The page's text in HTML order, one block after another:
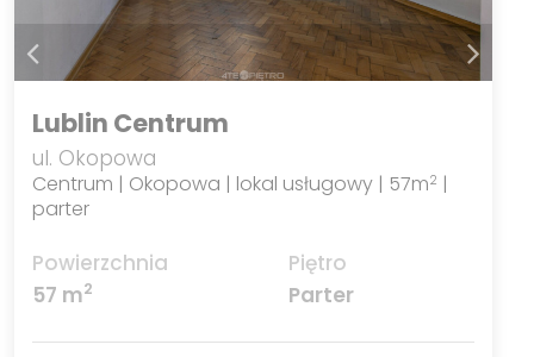
Lublin Centrum
ul. Okopowa
Centrum | Okopowa | lokal usługowy | 57m2 |
parter
Powierzchnia
57 m2
Piętro
Parter